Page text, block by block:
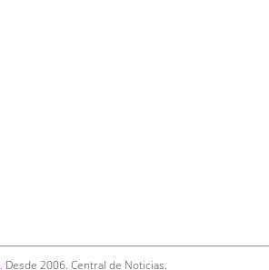
. Desde 2006. Central de Noticias.